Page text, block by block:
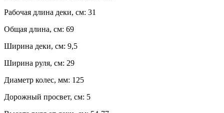
Рабочая длина деки, см: 31
Общая длина, см: 69
Ширина деки, см: 9,5
Ширина руля, см: 29
Диаметр колес, мм: 125
Дорожный просвет, см: 5